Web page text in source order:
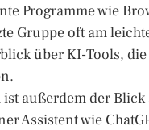
Programme wie
Gruppe oft am
über KI-Tools,
außerdem der
Assistent wie